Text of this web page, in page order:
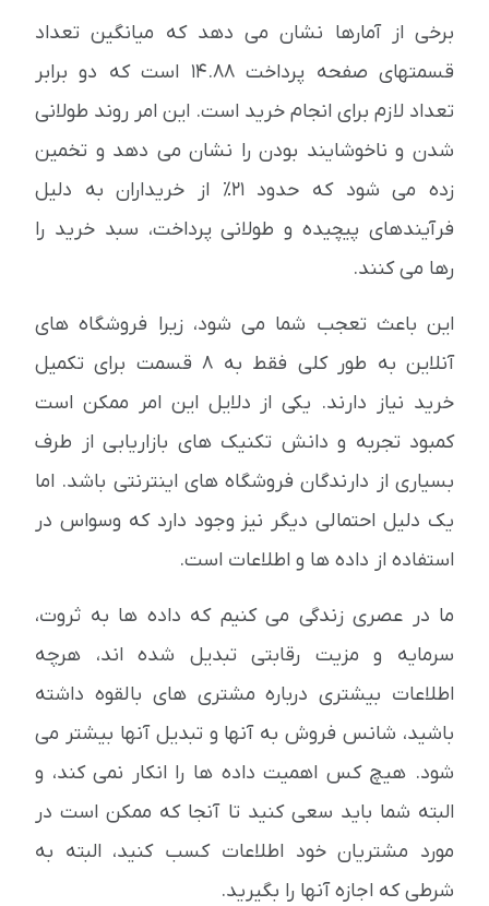
برخی از آمارها نشان می دهد که میانگین تعداد
قسمتهای صفحه پرداخت 14.88 است که دو برابر
تعداد لازم برای انجام خرید است. این امر روند طولانی
شدن و ناخوشایند بودن را نشان می دهد و تخمین
زده می شود که حدود 21٪ از خریداران به دلیل
فرآیندهای پیچیده و طولانی پرداخت، سبد خرید را
رها می کنند.
این باعث تعجب شما می شود، زیرا فروشگاه های
آنلاین به طور کلی فقط به 8 قسمت برای تکمیل
خرید نیاز دارند. یکی از دلایل این امر ممکن است
کمبود تجربه و دانش تکنیک های بازاریابی از طرف
بسیاری از دارندگان فروشگاه های اینترنتی باشد. اما
یک دلیل احتمالی دیگر نیز وجود دارد که وسواس در
استفاده از داده ها و اطلاعات است.
ما در عصری زندگی می کنیم که داده ها به ثروت،
سرمایه و مزیت رقابتی تبدیل شده اند، هرچه
اطلاعات بیشتری درباره مشتری های بالقوه داشته
باشید، شانس فروش به آنها و تبدیل آنها بیشتر می
شود. هیچ کس اهمیت داده ها را انکار نمی کند، و
البته شما باید سعی کنید تا آنجا که ممکن است در
مورد مشتریان خود اطلاعات کسب کنید، البته به
شرطی که اجازه آنها را بگیرید.